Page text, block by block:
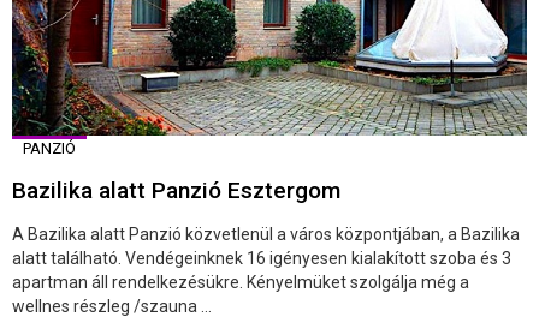
PANZIÓ
Bazilika alatt Panzió Esztergom
A Bazilika alatt Panzió közvetlenül a város központjában, a Bazilika
alatt található. Vendégeinknek 16 igényesen kialakított szoba és 3
apartman áll rendelkezésükre. Kényelmüket szolgálja még a
wellnes részleg /szauna ...